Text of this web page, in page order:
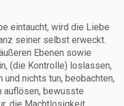
eintaucht, wird die Liebe
seiner selbst erweckt.
Ebenen sowie
(die Kontrolle) loslassen,
nichts tun, beobachten,
auflösen, bewusste